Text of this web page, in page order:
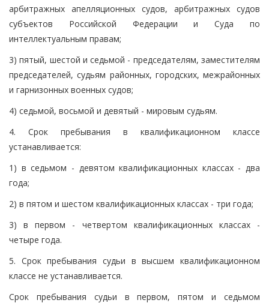
арбитражных апелляционных судов, арбитражных судов
субъектов Российской Федерации и Суда по
интеллектуальным правам;
3) пятый, шестой и седьмой - председателям, заместителям
председателей, судьям районных, городских, межрайонных
и гарнизонных военных судов;
4) седьмой, восьмой и девятый - мировым судьям.
4. Срок пребывания в квалификационном классе
устанавливается:
1) в седьмом - девятом квалификационных классах - два
года;
2) в пятом и шестом квалификационных классах - три года;
3) в первом - четвертом квалификационных классах -
четыре года.
5. Срок пребывания судьи в высшем квалификационном
классе не устанавливается.
Срок пребывания судьи в первом, пятом и седьмом